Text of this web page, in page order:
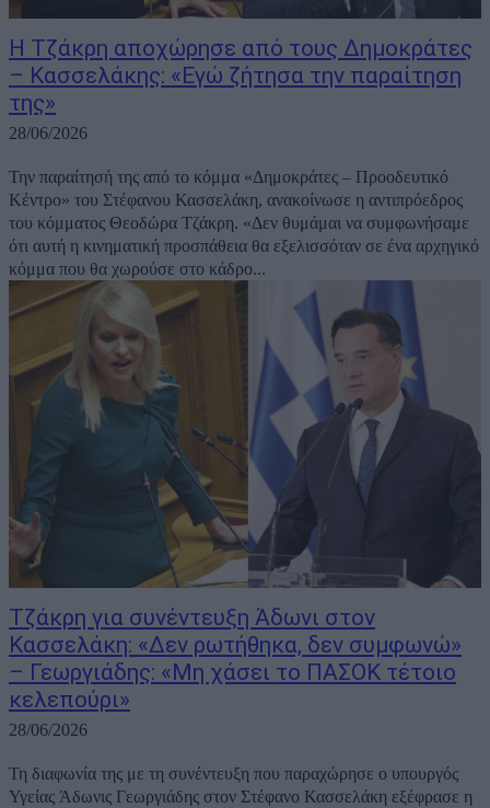
Η Τζάκρη αποχώρησε από τους Δημοκράτες
– Κασσελάκης: «Εγώ ζήτησα την παραίτηση
της»
28/06/2026
Την παραίτησή της από το κόμμα «Δημοκράτες – Προοδευτικό
Κέντρο» του Στέφανου Κασσελάκη, ανακοίνωσε η αντιπρόεδρος
του κόμματος Θεοδώρα Τζάκρη. «Δεν θυμάμαι να συμφωνήσαμε
ότι αυτή η κινηματική προσπάθεια θα εξελισσόταν σε ένα αρχηγικό
κόμμα που θα χωρούσε στο κάδρο...
Τζάκρη για συνέντευξη Άδωνι στον
Κασσελάκη: «Δεν ρωτήθηκα, δεν συμφωνώ»
– Γεωργιάδης: «Μη χάσει το ΠΑΣΟΚ τέτοιο
κελεπούρι»
28/06/2026
Τη διαφωνία της με τη συνέντευξη που παραχώρησε ο υπουργός
Υγείας Άδωνις Γεωργιάδης στον Στέφανο Κασσελάκη εξέφρασε η